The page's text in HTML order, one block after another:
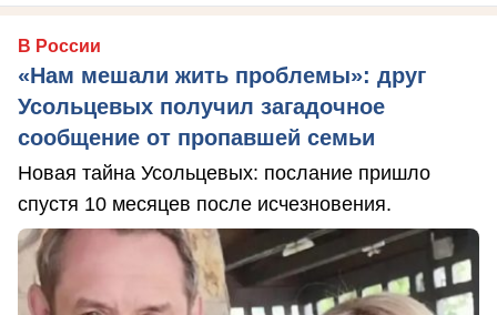
В России
«Нам мешали жить проблемы»: друг
Усольцевых получил загадочное
сообщение от пропавшей семьи
Новая тайна Усольцевых: послание пришло
спустя 10 месяцев после исчезновения.